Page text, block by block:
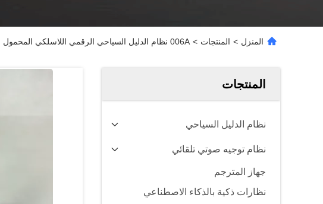
المنزل > المنتجات > 006A نظام الدليل السياحي الرقمي اللاسلكي المحمول جهاز الدليل الصوتي معتمد ROHS
المنتجات
نظام الدليل السياحي
نظام توجيه صوتي تلقائي
جهاز المترجم
نظارات ذكية بالذكاء الاصطناعي